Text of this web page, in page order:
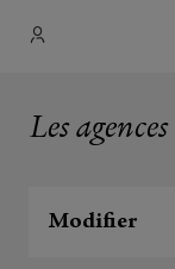
Les
Modifier